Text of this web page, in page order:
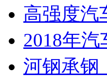
高强度汽
2018年
河钢承钢